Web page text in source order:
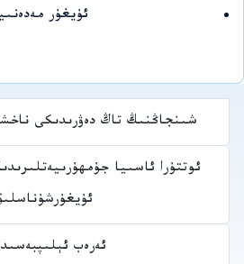
ئۇيغۇر
شىنجاڭنىڭ تاڭ دەۋرىدىكى
ئوتتۇرا ئاسىيا
ئەرەب